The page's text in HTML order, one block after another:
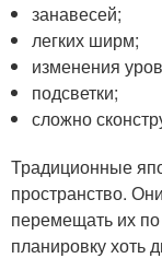
занавесей;
легких ширм;
изменения
подсветки;
сложно
Традиционные
пространство.
перемещать их
планировку хоть